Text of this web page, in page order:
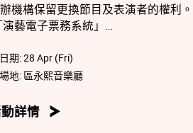
第三次個人『GloriAlive』音樂會。
會，邀請到星級嘉賓︰音樂大師-鮑比
出耳油。
機構保留更換節目及表演者的權利。
演藝電子票務系統」
日期:28 Apr (Fri)
場地:區永熙音樂廳
詳情